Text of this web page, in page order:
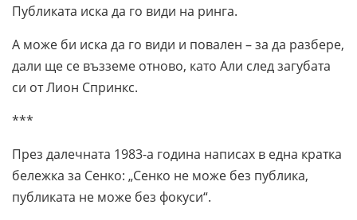
Публиката иска да го види на ринга.
А може би иска да го види и повален – за да разбере,
дали ще се възземе отново, като Али след загубата
си от Лион Спринкс.
***
През далечната 1983-а година написах в една кратка
бележка за Сенко: „Сенко не може без публика,
публиката не може без фокуси“.